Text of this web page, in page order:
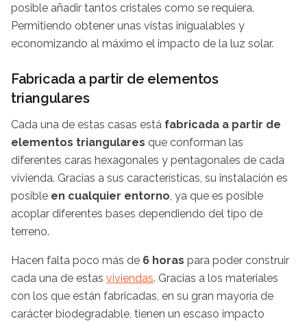
posible añadir tantos cristales como se requiera.
Permitiendo obtener unas vistas inigualables y
economizando al máximo el impacto de la luz solar.
Fabricada a partir de elementos
triangulares
Cada una de estas casas está fabricada a partir de
elementos triangulares que conforman las
diferentes caras hexagonales y pentagonales de cada
vivienda. Gracias a sus características, su instalación es
posible en cualquier entorno, ya que es posible
acoplar diferentes bases dependiendo del tipo de
terreno.
Hacen falta poco más de 6 horas para poder construir
cada una de estas viviendas. Gracias a los materiales
con los que están fabricadas, en su gran mayoría de
carácter biodegradable, tienen un escaso impacto